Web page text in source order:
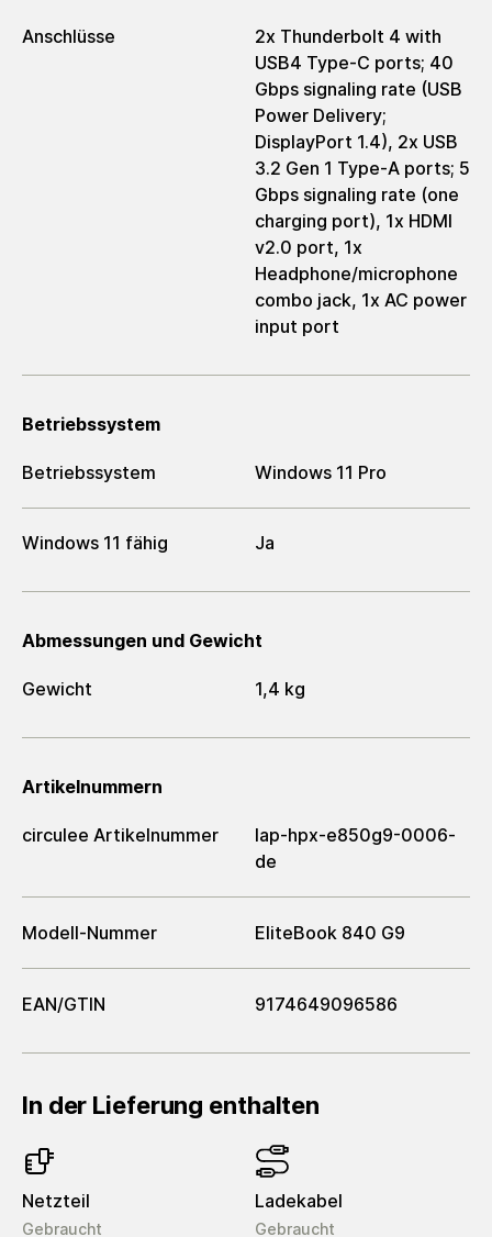
Anschlüsse
2x Thunderbolt 4 with
USB4 Type-C ports; 40
Gbps signaling rate (USB
Power Delivery;
DisplayPort 1.4), 2x USB
3.2 Gen 1 Type-A ports; 5
Gbps signaling rate (one
charging port), 1x HDMI
v2.0 port, 1x
Headphone/microphone
combo jack, 1x AC power
input port
Betriebssystem
Betriebssystem Windows 11 Pro
Windows 11 fähig Ja
Abmessungen und Gewicht
Gewicht 1,4 kg
Artikelnummern
circulee Artikelnummer
lap-hpx-e850g9-0006-
de
Modell-Nummer EliteBook 840 G9
EAN/GTIN 9174649096586
In der Lieferung enthalten
Netzteil
Gebraucht
Ladekabel
Gebraucht